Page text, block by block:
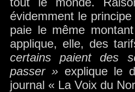
évidemment le
paie le même
applique, elle, des
certains paient des
passer »explique le
journal « La Voix du